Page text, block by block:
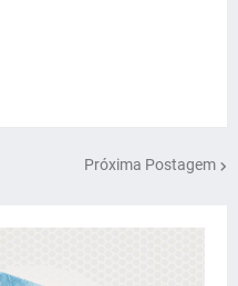
Próxima Postagem